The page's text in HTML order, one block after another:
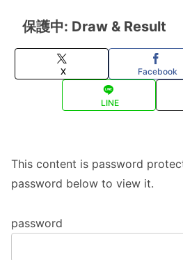
保護中: Draw & Result
X Facebook
LINE
This content is password
password below to view it.
password